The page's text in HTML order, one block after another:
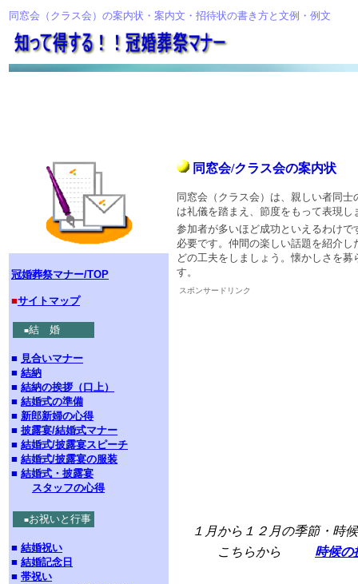
同窓会（クラス会）の案内状・案内文・招待状の書き方と文例・例文
同窓会/クラス会の案内状
同窓会（クラス会）は、親しい者同
は礼儀を踏まえ、節度をもって表現し
参加者が多いほど成功といえるわけ
必要です。仲間の楽しい話題を紹介
どの工夫をしましょう。懐かしさを
す。
スポンサードリンク
１月から１２月の季節・時
こちらから
時候の
冠婚葬祭マナー/TOP
■サイトマップ
■結 婚
■ 見合いマナー
■ 結納
■ 結納の挨拶（口上）
■ 結婚式の準備
■ 新郎新婦の心得
■ 披露宴/結婚式マナー
■ 結婚式/披露宴スピーチ
■ 結婚式/披露宴の服装
■ 結婚式・披露宴
スタッフの心得
■お祝いと行事
■ 結婚祝い
■ 結婚記念日
■ 帯祝い